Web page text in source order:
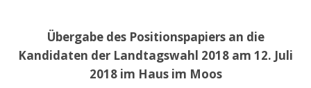
Übergabe des Positionspapiers an die
Kandidaten der Landtagswahl 2018 am 12. Juli
2018 im Haus im Moos